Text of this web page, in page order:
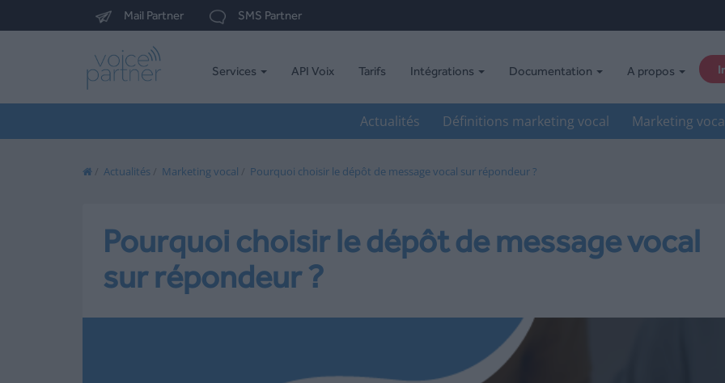
Mail Partner SMS Partner
Services API Voix Tarifs Intégrations Documentation A propos
Actualités Définitions marketing vocal Marketing
/ Actualités / Marketing vocal / Pourquoi choisir le dépôt de message vocal sur répondeur ?
Pourquoi choisir le dépôt de message vocal
sur répondeur ?